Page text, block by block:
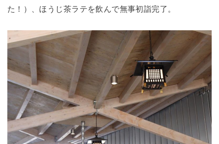
た！）、ほうじ茶ラテを飲んで無事初詣完了。